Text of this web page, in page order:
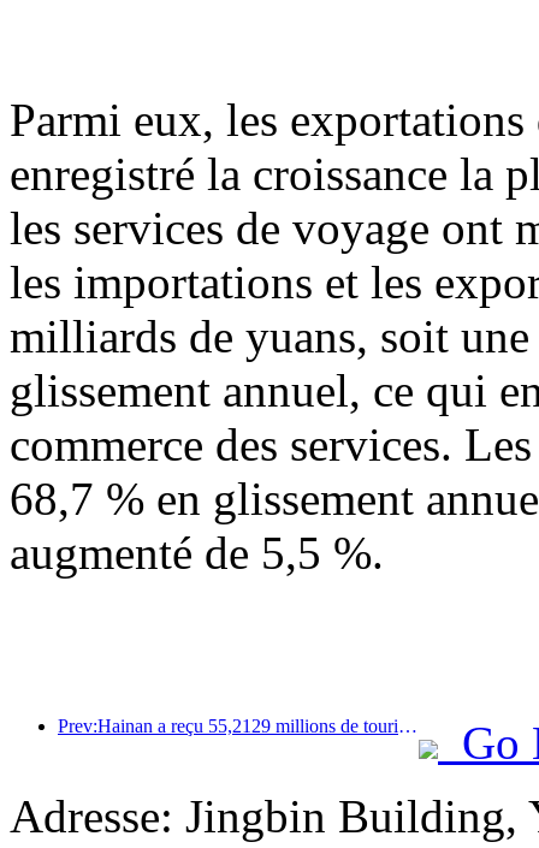
Parmi eux, les
enregistré la croissance la
les services de voyage ont
les importations et les
milliards de yuans, soit
glissement annuel, ce qui
commerce des services.
68,7 % en glissement
augmenté de 5,5 %.
Prev:Hainan a reçu 55,2129 millions de touristes au cours du premier semestre de l'année
Go
Adresse: Jingbin